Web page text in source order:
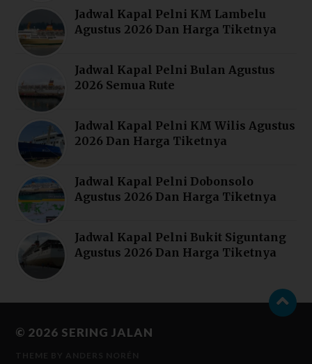
Jadwal Kapal Pelni KM Lambelu
Agustus 2026 Dan Harga Tiketnya
Jadwal Kapal Pelni Bulan Agustus
2026 Semua Rute
Jadwal Kapal Pelni KM Wilis Agustus
2026 Dan Harga Tiketnya
Jadwal Kapal Pelni Dobonsolo
Agustus 2026 Dan Harga Tiketnya
Jadwal Kapal Pelni Bukit Siguntang
Agustus 2026 Dan Harga Tiketnya
© 2026 SERING JALAN